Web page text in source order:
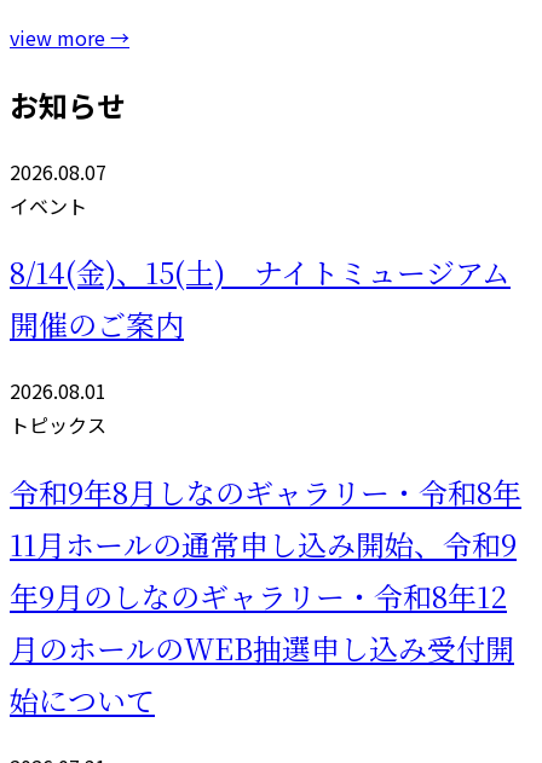
view more→
お知らせ
2026.08.07
イベント
8/14(金)、15(土) ナイトミュージアム
開催のご案内
2026.08.01
トピックス
令和9年8月しなのギャラリー・令和8年
11月ホールの通常申し込み開始、令和9
年9月のしなのギャラリー・令和8年12
月のホールのWEB抽選申し込み受付開
始について